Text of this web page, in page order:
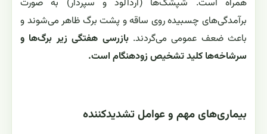
همراه است. شپشک‌ها (آردآلود و سپردار) به صورت
برآمدگی‌های چسبیده روی ساقه و پشت برگ ظاهر می‌شوند و
باعث ضعف عمومی می‌گردند.بازرسی هفتگی زیر برگ‌ها و
سرشاخه‌ها کلید تشخیص زودهنگام است.
بیماری‌های مهم و عوامل تشدیدکننده